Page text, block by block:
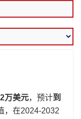
万美元，预计到
，在2024-2032